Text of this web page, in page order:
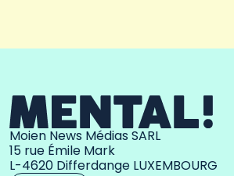
Moien News Médias SARL
15 rue Émile Mark
L-4620 Differdange LUXEMBOURG